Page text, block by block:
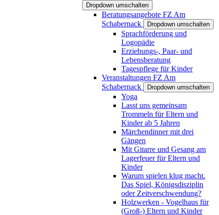
Dropdown umschalten
Beratungsangebote FZ Am
Schabernack
Dropdown umschalten
Sprachförderung und
Logopädie
Erziehungs-, Paar- und
Lebensberatung
Tagespflege für Kinder
Veranstaltungen FZ Am
Schabernack
Dropdown umschalten
Yoga
Lasst uns gemeinsam
Trommeln für Eltern und
Kinder ab 5 Jahren
Märchendinner mit drei
Gängen
Mit Gitarre und Gesang am
Lagerfeuer für Eltern und
Kinder
Warum spielen klug macht.
Das Spiel, Königsdisziplin
oder Zeitverschwendung?
Holzwerken - Vogelhaus für
(Groß-) Eltern und Kinder